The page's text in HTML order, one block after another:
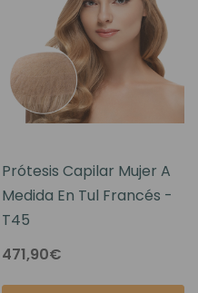
Prótesis Capilar Mujer A
Medida En Tul Francés -
T45
471,90€